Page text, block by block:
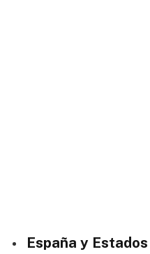
España y